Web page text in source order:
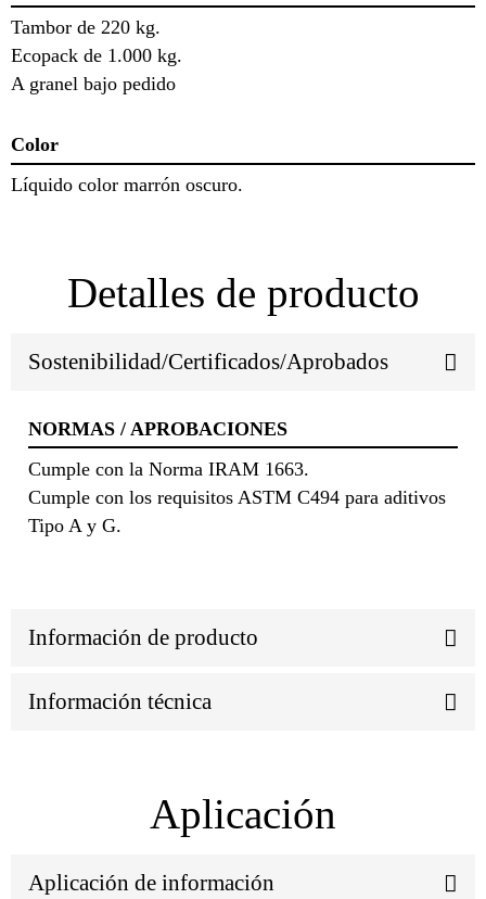
Tambor de 220 kg.
Ecopack de 1.000 kg.
A granel bajo pedido
Color
Líquido color marrón oscuro.
Detalles de producto
Sostenibilidad/Certificados/Aprobados
NORMAS / APROBACIONES
Cumple con la Norma IRAM 1663.
Cumple con los requisitos ASTM C494 para aditivos
Tipo A y G.
Información de producto
Información técnica
Aplicación
Aplicación de información